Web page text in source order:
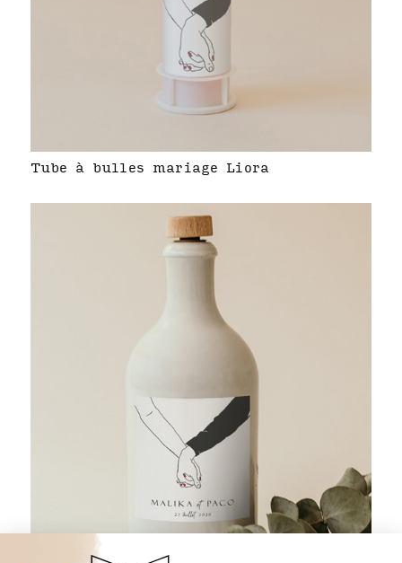
Tube à bulles mariage Liora